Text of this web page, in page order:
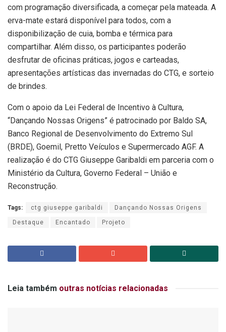
com programação diversificada, a começar pela mateada. A
erva-mate estará disponível para todos, com a
disponibilização de cuia, bomba e térmica para
compartilhar. Além disso, os participantes poderão
desfrutar de oficinas práticas, jogos e carteadas,
apresentações artísticas das invernadas do CTG, e sorteio
de brindes.
Com o apoio da Lei Federal de Incentivo à Cultura,
“Dançando Nossas Origens” é patrocinado por Baldo SA,
Banco Regional de Desenvolvimento do Extremo Sul
(BRDE), Goemil, Pretto Veículos e Supermercado AGF. A
realização é do CTG Giuseppe Garibaldi em parceria com o
Ministério da Cultura, Governo Federal – União e
Reconstrução.
Tags: ctg giuseppe garibaldi Dançando Nossas Origens
Destaque Encantado Projeto
Leia também outras notícias relacionadas